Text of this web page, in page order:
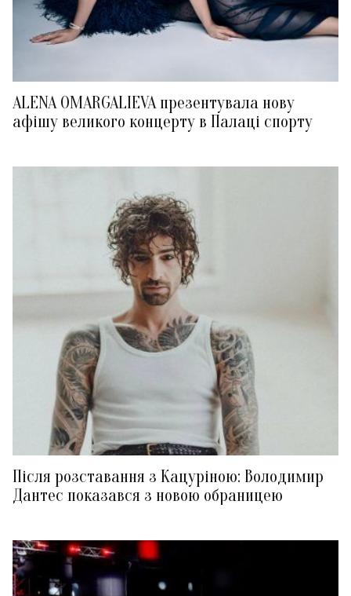
ALENA OMARGALIEVA презентувала нову
афішу великого концерту в Палаці спорту
Після розставання з Кацуріною: Володимир
Дантес показався з новою обраницею